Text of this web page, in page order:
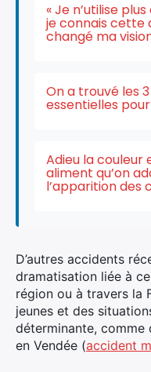
« Je n’utilise
je connais cette
changé ma
On a trouvé les
essentielles
Adieu la couleur
aliment qu’on
l’apparition des
D’autres accidents
dramatisation liée à
région ou à travers la
jeunes et des
déterminante, comme
en Vendée (accident